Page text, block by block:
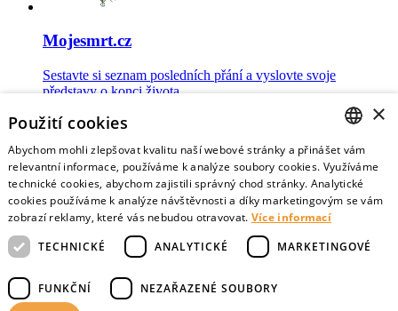
Mojesmrt.cz
Sestavte si seznam posledních přání a vyslovte svoje
představy o konci života
Data o umírání
Nejnovější data o postojích veřejnosti a zdravotníků k umírání
CZECH
ENGLISH
×
Použití cookies
Abychom mohli zlepšovat kvalitu naší webové stránky a přinášet vám
relevantní informace, používáme k analýze soubory cookies. Využíváme
technické cookies, abychom zajistili správný chod stránky. Analytické
cookies používáme k analýze návštěvnosti a díky marketingovým se vám
zobrazí reklamy, které vás nebudou otravovat. Více informací
TECHNICKÉ
ANALYTICKÉ MARKETINGOVÉ
FUNKČNÍ NEZAŘAZENÉ SOUBORY